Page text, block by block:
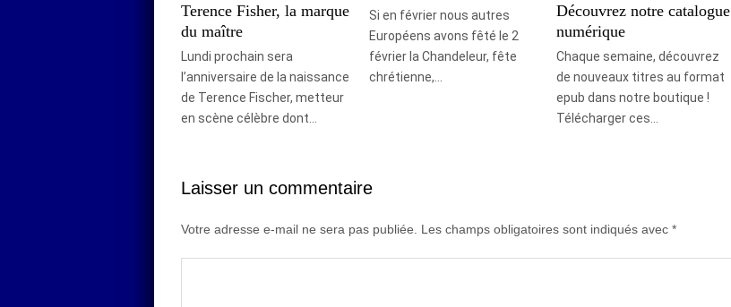
Terence Fisher, la marque
du maître
Lundi prochain sera
l’anniversaire de la naissance
de Terence Fischer, metteur
en scène célèbre dont…
Si en février nous autres
Européens avons fêté le 2
février la Chandeleur, fête
chrétienne,…
Découvrez notre catalogue
numérique
Chaque semaine, découvrez
de nouveaux titres au format
epub dans notre boutique !
Télécharger ces…
Laisser un commentaire
Votre adresse e-mail ne sera pas publiée. Les champs obligatoires sont indiqués avec *